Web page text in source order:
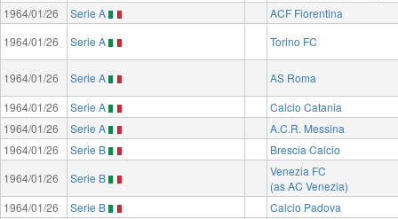
1964/01/26
Serie A
ACF Fiorentina
1964/01/26
Serie A Torino FC
1964/01/26 Serie A
AS Roma
1964/01/26
Serie A
Calcio Catania
1964/01/26
Serie A
A.C.R. Messina
1964/01/26
Serie B
Brescia Calcio
1964/01/26
Serie B
Venezia FC
(as AC Venezia)
1964/01/26
Serie B
Calcio Padova